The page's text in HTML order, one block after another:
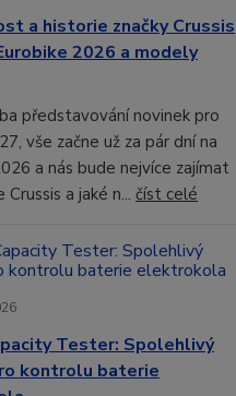
a historie značky Crussis
2026 a modely
představování novinek pro
vše začne už za pár dní na
a nás bude nejvíce zajímat
Crussis a jaké n... číst celé
Tester: Spolehlivý
kontrolu baterie